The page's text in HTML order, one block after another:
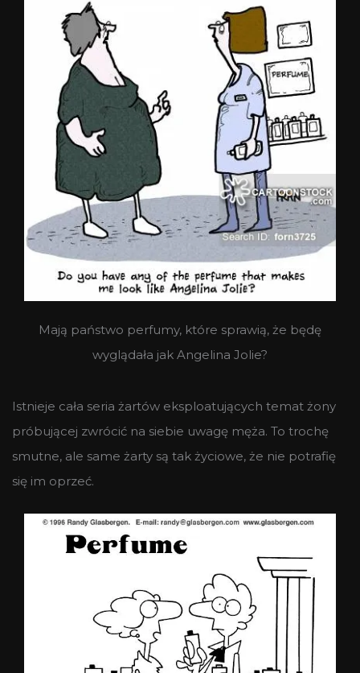
Mają państwo perfumy, które sprawią, że będę
wyglądała jak Angelina Jolie?
Istnieje cała seria żartów eksploatujących temat żony
próbującej zwrócić na siebie uwagę męża. To trochę
smutne, ale same żarty są tak życiowe, że nie potrafię
się im oprzeć.